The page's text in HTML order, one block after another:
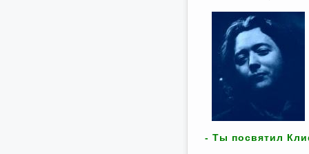
- Ты посвятил